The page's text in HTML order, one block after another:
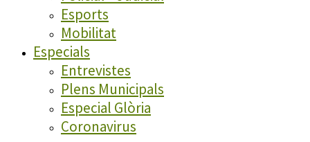
Esports
Mobilitat
Especials
Entrevistes
Plens Municipals
Especial Glòria
Coronavirus